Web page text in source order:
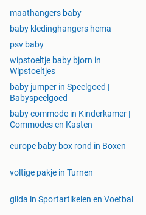
maathangers baby
baby kledinghangers hema
psv baby
wipstoeltje baby bjorn in
Wipstoeltjes
baby jumper in Speelgoed |
Babyspeelgoed
baby commode in Kinderkamer |
Commodes en Kasten
europe baby box rond in Boxen
voltige pakje in Turnen
gilda in Sportartikelen en Voetbal